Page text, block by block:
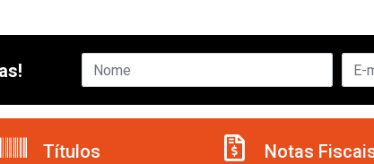
Títulos Notas